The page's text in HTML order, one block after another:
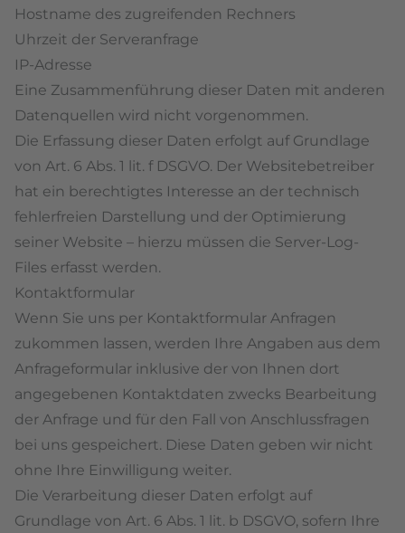
Hostname des zugreifenden Rechners
Uhrzeit der Serveranfrage
IP-Adresse
Eine Zusammenführung dieser Daten mit anderen
Datenquellen wird nicht vorgenommen.
Die Erfassung dieser Daten erfolgt auf Grundlage
von Art. 6 Abs. 1 lit. f DSGVO. Der Websitebetreiber
hat ein berechtigtes Interesse an der technisch
fehlerfreien Darstellung und der Optimierung
seiner Website – hierzu müssen die Server-Log-
Files erfasst werden.
Kontaktformular
Wenn Sie uns per Kontaktformular Anfragen
zukommen lassen, werden Ihre Angaben aus dem
Anfrageformular inklusive der von Ihnen dort
angegebenen Kontaktdaten zwecks Bearbeitung
der Anfrage und für den Fall von Anschlussfragen
bei uns gespeichert. Diese Daten geben wir nicht
ohne Ihre Einwilligung weiter.
Die Verarbeitung dieser Daten erfolgt auf
Grundlage von Art. 6 Abs. 1 lit. b DSGVO, sofern Ihre